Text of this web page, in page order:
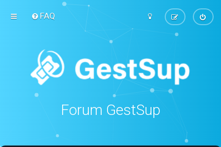
FAQ
Forum GestSup